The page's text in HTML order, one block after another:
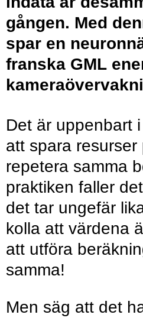
gången. Med
spar en
franska GML
Det är uppenbart
att spara resurser
repetera samma
praktiken faller
det tar ungefär
kolla att värdena
att utföra
samma!
Men säg att det